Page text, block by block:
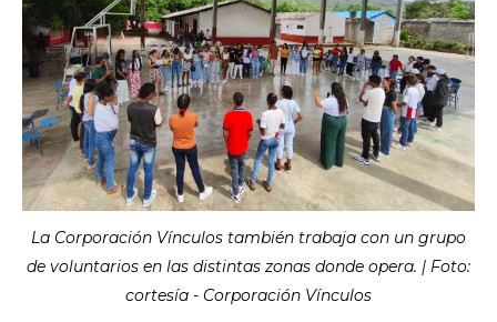
La Corporación Vínculos también trabaja con un grupo
de voluntarios en las distintas zonas donde opera. | Foto:
cortesía - Corporación Vínculos